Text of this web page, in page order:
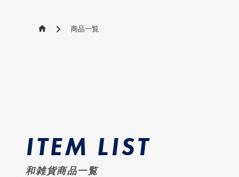
商品一覧
ITEM LIST
和雑貨商品一覧